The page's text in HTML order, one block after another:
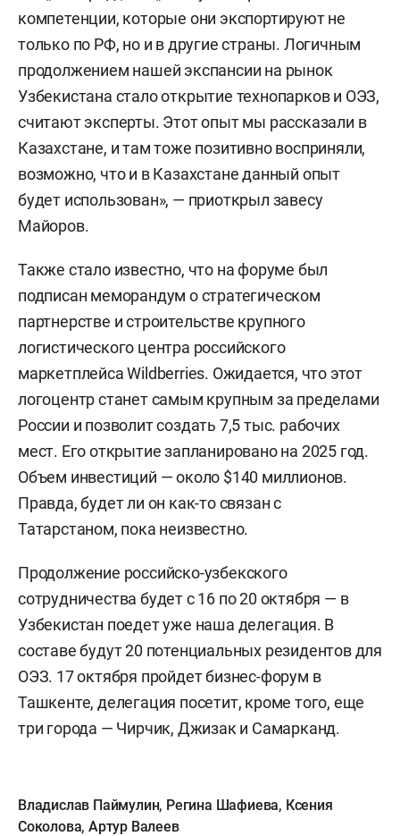
компетенции, которые они экспортируют не
только по РФ, но и в другие страны. Логичным
продолжением нашей экспансии на рынок
Узбекистана стало открытие технопарков и ОЭЗ,
считают эксперты. Этот опыт мы рассказали в
Казахстане, и там тоже позитивно восприняли,
возможно, что и в Казахстане данный опыт
будет использован», — приоткрыл завесу
Майоров.
Также стало известно, что на форуме был
подписан меморандум о стратегическом
партнерстве и строительстве крупного
логистического центра российского
маркетплейса Wildberries. Ожидается, что этот
логоцентр станет самым крупным за пределами
России и позволит создать 7,5 тыс. рабочих
мест. Его открытие запланировано на 2025 год.
Объем инвестиций — около $140 миллионов.
Правда, будет ли он как-то связан с
Татарстаном, пока неизвестно.
Продолжение российско-узбекского
сотрудничества будет с 16 по 20 октября — в
Узбекистан поедет уже наша делегация. В
составе будут 20 потенциальных резидентов для
ОЭЗ. 17 октября пройдет бизнес-форум в
Ташкенте, делегация посетит, кроме того, еще
три города — Чирчик, Джизак и Самарканд.
Владислав Паймулин, Регина Шафиева, Ксения
Соколова,Артур Валеев